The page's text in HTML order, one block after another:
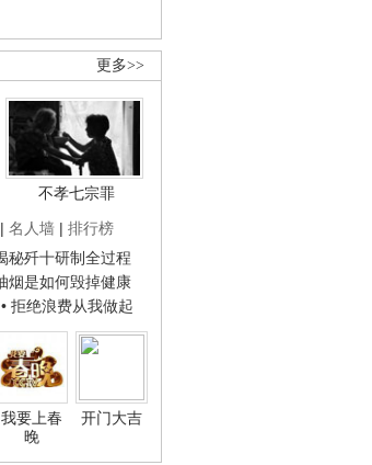
更多>>
不孝七宗罪
| 名人墙 | 排行榜
秘歼十研制全过程
烟是如何毁掉健康
• 拒绝浪费从我做起
我要上春
晚
开门大吉